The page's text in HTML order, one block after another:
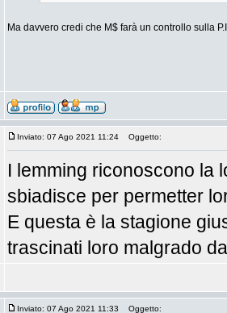
Ma davvero credi che M$ farà un controllo sulla
Inviato: 07 Ago 2021 11:24 Oggetto:
I lemming riconoscono la
sbiadisce per permetter
E questa è la stagione
trascinati loro malgrado
Inviato: 07 Ago 2021 11:33 Oggetto: